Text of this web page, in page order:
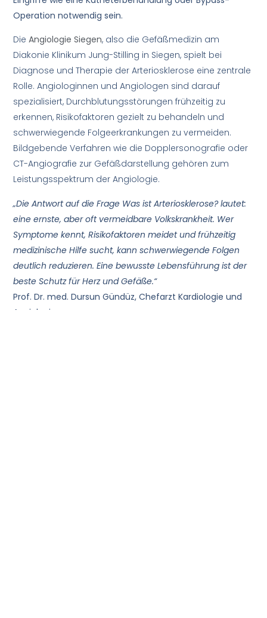
Operation notwendig sein.
DieAngiologie Siegen, also die Gefäßmedizin am
Diakonie Klinikum Jung-Stilling in Siegen, spielt bei
Diagnose und Therapie der Arteriosklerose eine zentrale
Rolle. Angiologinnen und Angiologen sind darauf
spezialisiert, Durchblutungsstörungen frühzeitig zu
erkennen, Risikofaktoren gezielt zu behandeln und
schwerwiegende Folgeerkrankungen zu vermeiden.
Bildgebende Verfahren wie die Dopplersonografie oder
CT-Angiografie zur Gefäßdarstellung gehören zum
Leistungsspektrum der Angiologie.
„Die Antwort auf die Frage Was ist Arteriosklerose? lautet:
eine ernste, aber oft vermeidbare Volkskrankheit. Wer
Symptome kennt, Risikofaktoren meidet und frühzeitig
medizinische Hilfe sucht, kann schwerwiegende Folgen
deutlich reduzieren. Eine bewusste Lebensführung ist der
beste Schutz für Herz und Gefäße.“
Prof. Dr. med. Dursun Gündüz, Chefarzt Kardiologie und
Angiologie